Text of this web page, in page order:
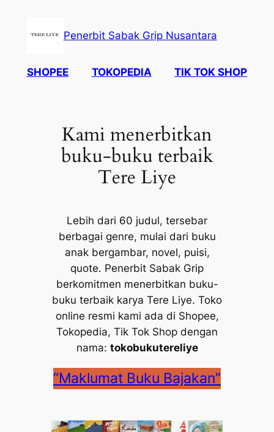
Penerbit Sabak Grip Nusantara
SHOPEE TOKOPEDIA TIK TOK SHOP
Kami menerbitkan
buku-buku terbaik
Tere Liye
Lebih dari 60 judul, tersebar
berbagai genre, mulai dari buku
anak bergambar, novel, puisi,
quote. Penerbit Sabak Grip
berkomitmen menerbitkan buku-
buku terbaik karya Tere Liye. Toko
online resmi kami ada di Shopee,
Tokopedia, Tik Tok Shop dengan
nama: tokobukutereliye
“Maklumat Buku Bajakan”